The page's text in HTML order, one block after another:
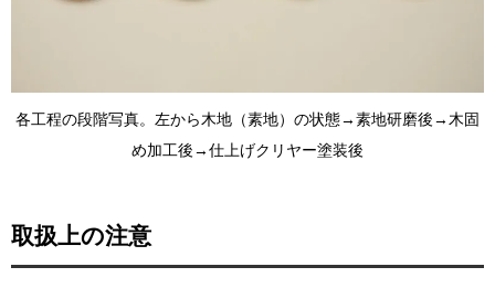
各工程の段階写真。左から木地（素地）の状態→素地研磨後→木固
め加工後→仕上げクリヤー塗装後
取扱上の注意